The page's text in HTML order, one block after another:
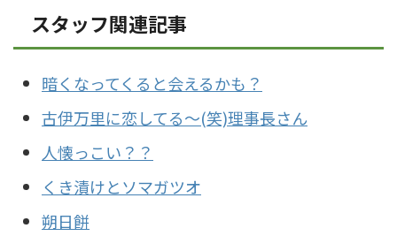
スタッフ関連記事
暗くなってくると会えるかも？
古伊万里に恋してる～(笑)理事長さん
人懐っこい？？
くき漬けとソマガツオ
朔日餅